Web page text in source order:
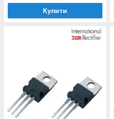
Купити